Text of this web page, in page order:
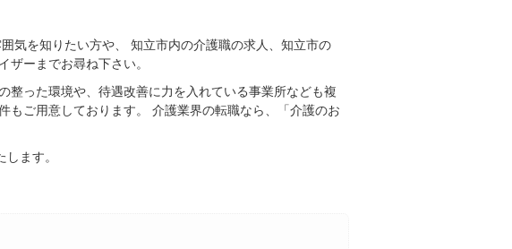
気を知りたい方や、 知立市内の介護職の求人、知立市の
ーまでお尋ね下さい。
整った環境や、待遇改善に力を入れている事業所なども複
もご用意しております。 介護業界の転職なら、「介護のお
ます。